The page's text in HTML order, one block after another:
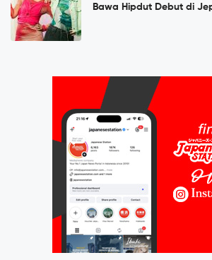
Bawa Hipdut Debut di